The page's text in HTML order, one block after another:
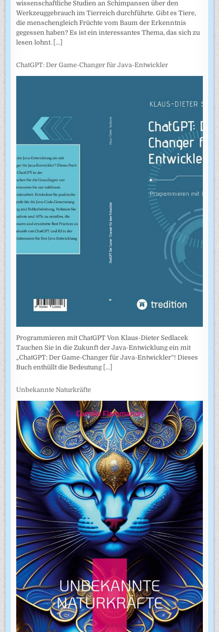
wissenschaftliche Studien an Schimpansen über den
Werkzeuggebrauch im Tierreich durchführte. Gibt es Tiere,
die menschengleich Früchte vom Baum der Erkenntnis
gegessen haben? Es ist ein interessantes Thema, das sich zu
lesen lohnt. [...]
ChatGPT: Der Game-Changer für Java-Entwickler
Programmieren mit ChatGPT Von Klaus-Dieter Sedlacek
Tauchen Sie in die Zukunft der Java-Entwicklung ein mit
„ChatGPT: Der Game-Changer für Java-Entwickler“! Dieses
Buch enthüllt die Bedeutung [...]
Unbekannte Naturkräfte